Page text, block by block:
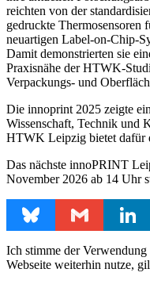
reichten von der
gedruckte
neuartigen Label-on-Chip-
Damit demonstrierten sie
Praxisnähe der HTWK-
Verpackungs- und
Die innoprint 2025 zeigte
Wissen­schaft, Technik und
HTWK Leipzig bietet dafür
Das nächste innoPRINT
November 2026 ab 14 Uhr
Bluesky Gmail
Ich stimme der
Webseite weiterhin nutze,